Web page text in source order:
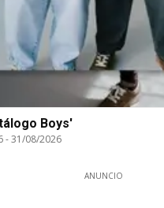
Boys'
-31/08/2026
ANUNCIO